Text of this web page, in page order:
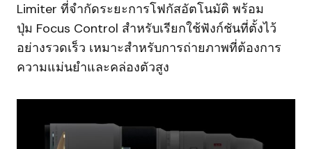
Limiter ที่จำกัดระยะการโฟกัสอัตโนมัติ พร้อม
ปุ่ม Focus Control สำหรับเรียกใช้ฟังก์ชันที่ตั้งไว้
อย่างรวดเร็ว เหมาะสำหรับการถ่ายภาพที่ต้องการ
ความแม่นยำและคล่องตัวสูง